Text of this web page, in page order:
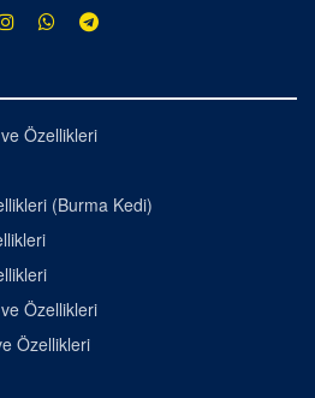
Özellikleri
(Burma Kedi)
Özellikleri
Özellikleri